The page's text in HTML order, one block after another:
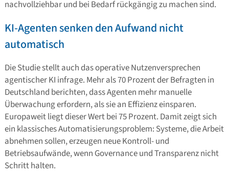
nachvollziehbar und bei Bedarf rückgängig zu machen sind.
KI-Agenten senken den Aufwand nicht
automatisch
Die Studie stellt auch das operative Nutzenversprechen
agentischer KI infrage. Mehr als 70 Prozent der Befragten in
Deutschland berichten, dass Agenten mehr manuelle
Überwachung erfordern, als sie an Effizienz einsparen.
Europaweit liegt dieser Wert bei 75 Prozent. Damit zeigt sich
ein klassisches Automatisierungsproblem: Systeme, die Arbeit
abnehmen sollen, erzeugen neue Kontroll- und
Betriebsaufwände, wenn Governance und Transparenz nicht
Schritt halten.